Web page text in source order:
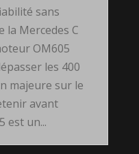
sans
la Mercedes C
OM605
les 400
majeure sur le
avant
est un...